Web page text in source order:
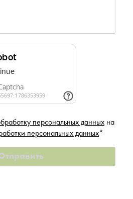
персональных данных на
персональных данных*